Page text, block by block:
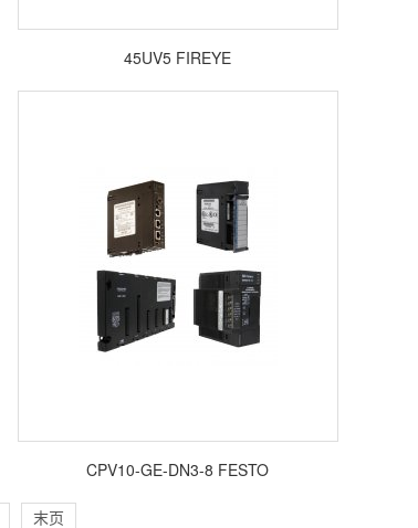
45UV5 FIREYE
CPV10-GE-DN3-8 FESTO
末页